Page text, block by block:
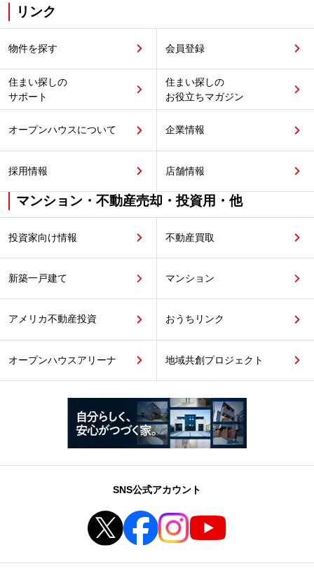
リンク
物件を探す 会員登録
住まい探しの
サポート
住まい探しの
お役立ちマガジン
オープンハウスについて 企業情報
採用情報 店舗情報
マンション・不動産売却・投資用・他
投資家向け情報 不動産買取
新築一戸建て マンション
アメリカ不動産投資 おうちリンク
オープンハウスアリーナ 地域共創プロジェクト
SNS公式アカウント